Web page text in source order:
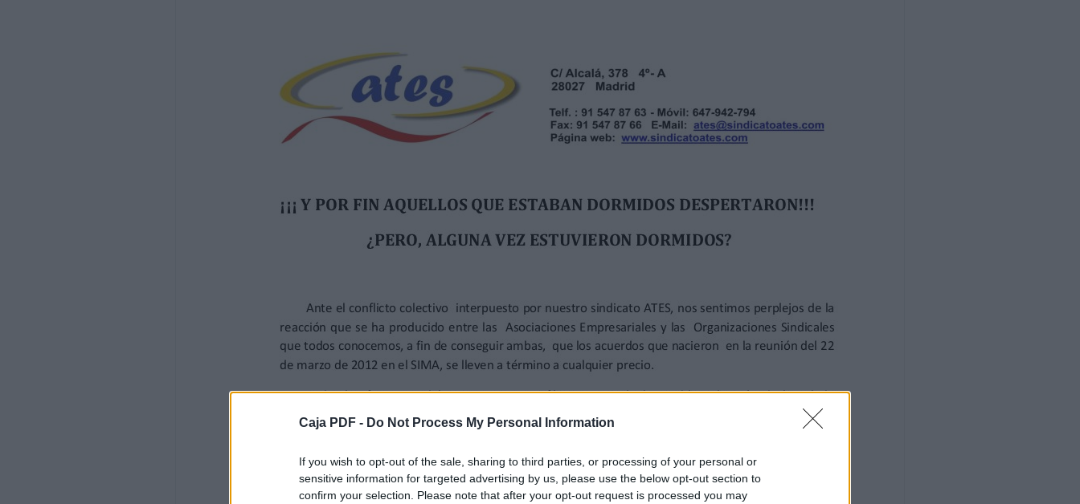
Caja PDF - Do Not Process My Personal Information
If you wish to opt-out of the sale, sharing to third parties, or processing of your personal or
sensitive information for targeted advertising by us, please use the below opt-out section to
confirm your selection. Please note that after your opt-out request is processed you may
basados en los pactos del SIMA, que ninguna de las partes pretendía cumplir, y que se han visto
obligadas a realizarlos a partir del momento en que interpusimos nuestro conflicto colectivo.
Por eso os repetimos, contemplamos esta nueva situación con una gran sorpresa y además con
una tristeza infinita, al comprobar como una vez más, las organizaciones sindicales mayoritarias
están dispuestas a ceder en lo que sea para beneficiar nuevamente a la patronal.
Es indigno, bochornoso e inmoral que seamos los sindicatos que no hemos negociado este
En todo caso, queremos deciros compañeros que seguiremos al pie del cañón, aunque esto nos
ellos no se han despertado, ya que nunca duermen cuando se trata de mirar para otro lado en los